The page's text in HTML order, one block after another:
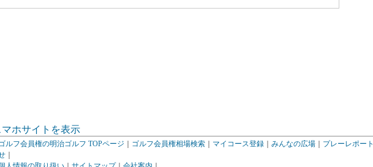
マホサイトを表示
ルフ会員権の明治ゴルフ TOPページ ゴルフ会員権相場検索 マイコース登録 みんなの広場 プレーレポート